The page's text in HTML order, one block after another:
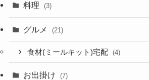
料理 (3)
グルメ (21)
食材(ミールキット)宅配 (4)
お出掛け (7)